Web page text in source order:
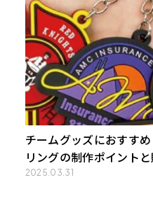
チームグッズにおすす
リングの制作ポイント
2025.03.31